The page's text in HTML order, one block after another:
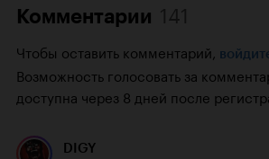
Комментарии
Чтобы оставить комментарий,
Возможность голосовать за
доступна через 8 дней после
DIGY